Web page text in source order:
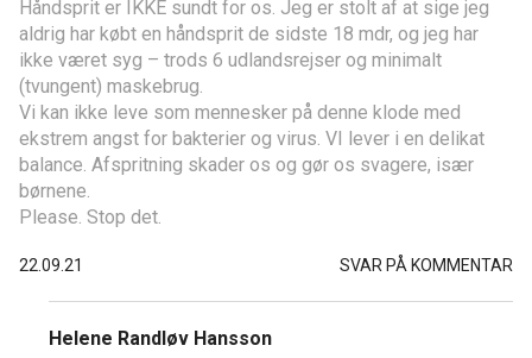
Håndsprit er IKKE sundt for os. Jeg er stolt af at sige jeg
aldrig har købt en håndsprit de sidste 18 mdr, og jeg har
ikke været syg – trods 6 udlandsrejser og minimalt
(tvungent) maskebrug.
Vi kan ikke leve som mennesker på denne klode med
ekstrem angst for bakterier og virus. VI lever i en delikat
balance. Afspritning skader os og gør os svagere, især
børnene.
Please. Stop det.
22.09.21 SVAR PÅ KOMMENTAR
Helene Randløv Hansson